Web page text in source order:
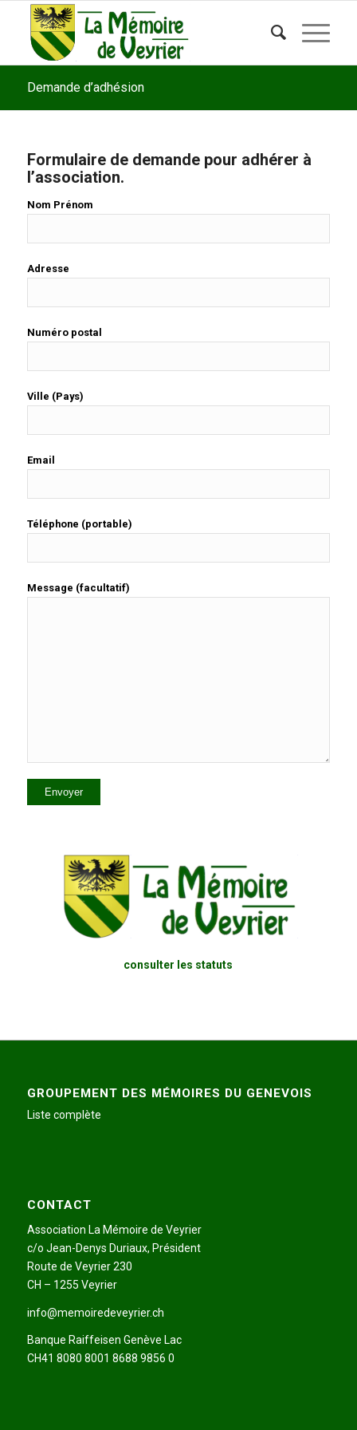
Demande d’adhésion
Formulaire de demande pour adhérer à
l’association.
Nom Prénom
Adresse
Numéro postal
Ville (Pays)
Email
Téléphone (portable)
Message (facultatif)
consulter les statuts
GROUPEMENT DES MÉMOIRES DU GENEVOIS
Liste complète
CONTACT
Association La Mémoire de Veyrier
c/o Jean-Denys Duriaux, Président
Route de Veyrier 230
CH – 1255 Veyrier
info@memoiredeveyrier.ch
Banque Raiffeisen Genève Lac
CH41 8080 8001 8688 9856 0